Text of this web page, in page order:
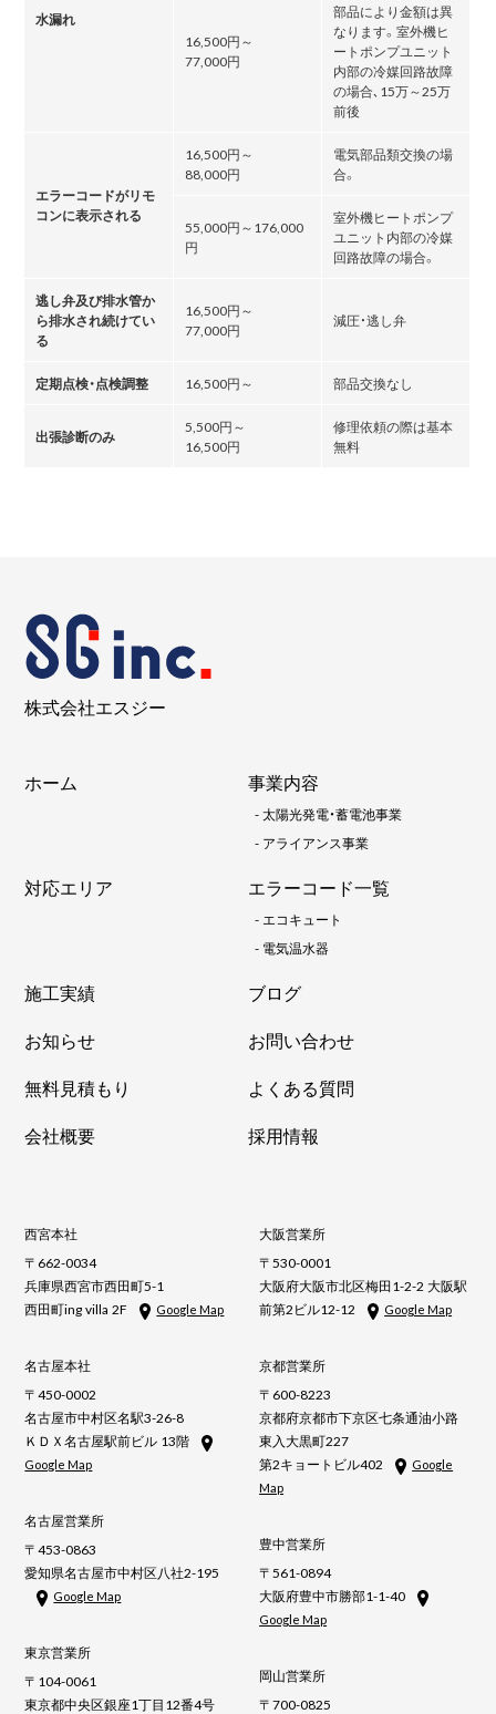
水漏れ
16,500円～
77,000円
部品により金額は異
なります。室外機ヒ
ートポンプユニット
内部の冷媒回路故障
の場合､15万～25万
前後
エラーコードがリモ
コンに表示される
16,500円～
88,000円
電気部品類交換の場
合。
55,000円～176,000
円
室外機ヒートポンプ
ユニット内部の冷媒
回路故障の場合。
逃し弁及び排水管か
ら排水され続けてい
る
16,500円～
77,000円
減圧・逃し弁
定期点検・点検調整 16,500円～ 部品交換なし
出張診断のみ
5,500円～
16,500円
修理依頼の際は基本
無料
株式会社エスジー
ホーム 事業内容
-太陽光発電・蓄電池事業
- アライアンス事業
対応エリア エラーコード一覧
-エコキュート
- 電気温水器
施工実績
ブログ
お知らせ
お問い合わせ
無料見積もり
よくある質問
会社概要
採用情報
西宮本社
〒662-0034
兵庫県西宮市西田町5-1
西田町ing villa 2F
Google Map
名古屋本社
〒450-0002
名古屋市中村区名駅3-26-8
ＫＤＸ名古屋駅前ビル 13階
Google Map
名古屋営業所
〒453-0863
愛知県名古屋市中村区八社2-195
Google Map
東京営業所
〒104-0061
東京都中央区銀座1丁目12番4号
大阪営業所
〒530-0001
大阪府大阪市北区梅田1-2-2 大阪駅
前第2ビル12-12
Google Map
京都営業所
〒600-8223
京都府京都市下京区七条通油小路
東入大黒町227
第2キョートビル402
Google
Map
豊中営業所
〒561-0894
大阪府豊中市勝部1-1-40
Google Map
岡山営業所
〒700-0825